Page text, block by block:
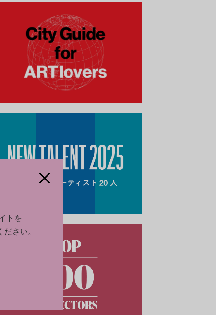
世界各地に残る遺跡は、学術研究の対象として、そして人気
地として、人々の好奇心を刺激してやまない。人類共通の貴
産でもある世界の遺跡から、24の魅力ある古代都市や建造物
紹介しよう。
トを
さい。